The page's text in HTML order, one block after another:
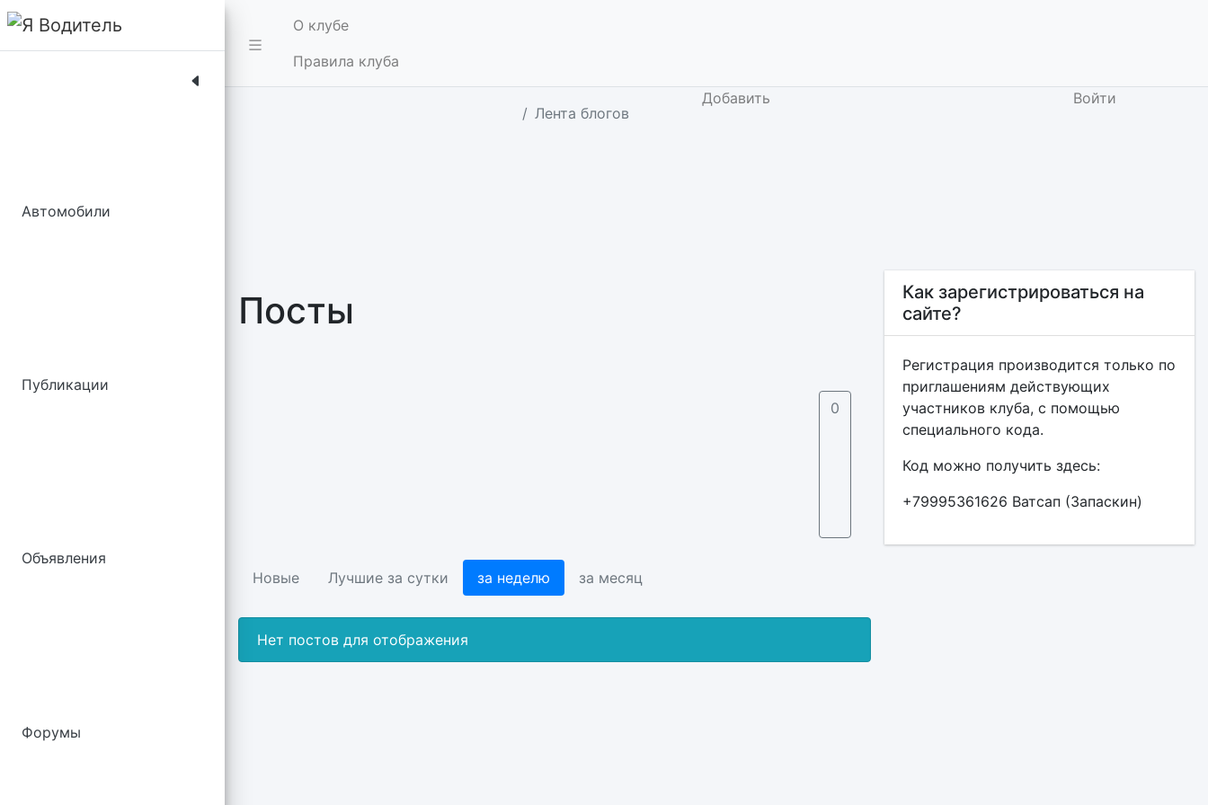
О клубе
Правила клуба
Добавить Войти
Автомобили
Публикации
Объявления
Форумы
Лента блогов
Посты
0
Новые Лучшие за сутки за неделю за месяц
Нет постов для отображения
Как зарегистрироваться на
сайте?
Регистрация производится только по
приглашениям действующих
участников клуба, с помощью
специального кода.
Код можно получить здесь:
+79995361626 Ватсап (Запаскин)